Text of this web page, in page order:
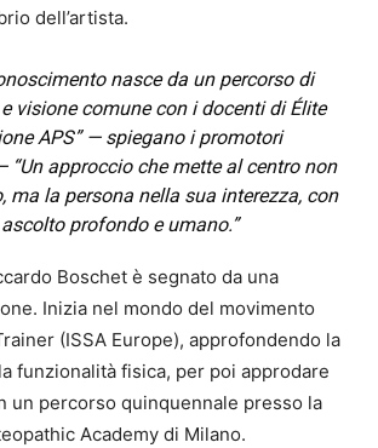
dell’artista.
nasce da un percorso di
visione comune con i docenti di Élite
APS”— spiegano i promotori
“Un approccio che mette al centro non
ma la persona nella sua interezza, con
profondo e umano.”
Boschet è segnato da una
Inizia nel mondo del movimento
(ISSA Europe), approfondendo la
funzionalità fisica, per poi approdare
un percorso quinquennale presso la
Academy di Milano.